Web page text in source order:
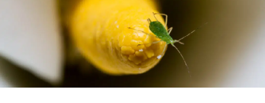
Autonomie, bricolage
Santé, bien-être
Médecine douce
Soutenez Les 4 Saisons
Kits de jardinage
Outils de jardin
Accessoires de jardin
Venir en groupe
Séminaires, entreprises, associations, collectivités…
Calendrier lunaire
Verger
Manifeste pour la planète
Champs d’action – le podcast
Table ronde jardinière